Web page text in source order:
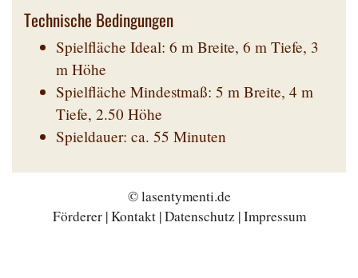
Technische Bedingungen
Spielfläche Ideal: 6 m Breite, 6 m Tiefe, 3
m Höhe
Spielfläche Mindestmaß: 5 m Breite, 4 m
Tiefe, 2.50 Höhe
Spieldauer: ca. 55 Minuten
© lasentymenti.de
Förderer|Kontakt|Datenschutz|Impressum